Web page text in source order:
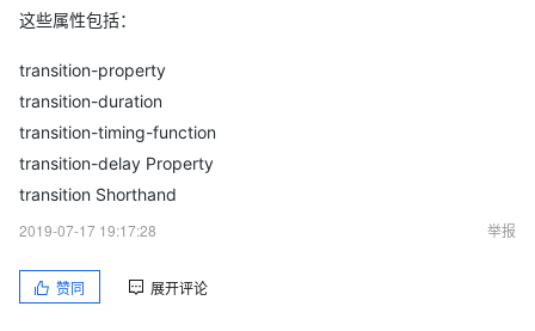
这些属性包括：
transition-property
transition-duration
transition-timing-function
transition-delay Property
transition Shorthand
2019-07-17 19:17:28
举报
赞同 展开评论